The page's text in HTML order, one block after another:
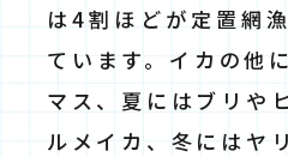
は4割ほどが定置網
ています。イカの他
マス、夏にはブリや
ルメイカ、冬にはヤ